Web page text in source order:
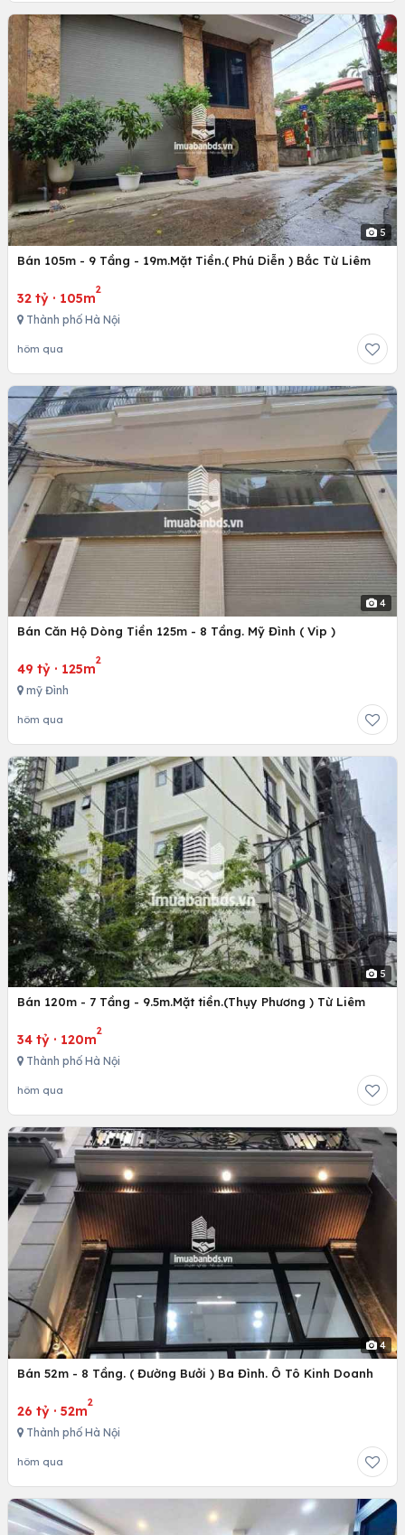
5
Bán 105m - 9 Tầng - 19m.Mặt Tiền.( Phú Diễn ) Bắc Từ Liêm
32 tỷ · 105m
2
Thành phố Hà Nội
hôm qua
4
Bán Căn Hộ Dòng Tiền 125m - 8 Tầng. Mỹ Đình ( Vip )
49 tỷ · 125m
2
mỹ Đình
hôm qua
5
Bán 120m - 7 Tầng - 9.5m.Mặt tiền.(Thụy Phương ) Từ Liêm
34 tỷ · 120m
2
Thành phố Hà Nội
hôm qua
4
Bán 52m - 8 Tầng. ( Đường Bưởi ) Ba Đình. Ô Tô Kinh Doanh
26 tỷ · 52m
2
Thành phố Hà Nội
hôm qua